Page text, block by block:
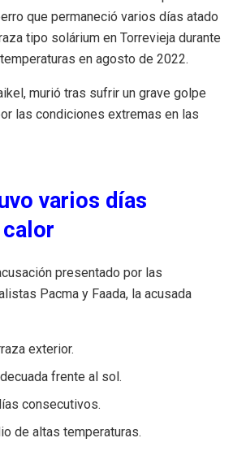
que permaneció varios días atado
tipo solárium en Torrevieja durante
en agosto de 2022.
murió tras sufrir un grave golpe
las condiciones extremas en las
varios días
presentado por las
Pacma y Faada, la acusada
exterior.
frente al sol.
consecutivos.
de altas temperaturas.